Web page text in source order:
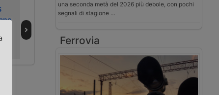
Gioia Tauro
valuta un asse
l’Abruzzo
Scoperti 400 kg
una seconda metà del 2026 più debole, con pochi
segnali di stagione …
Ferrovia